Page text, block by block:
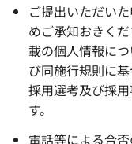
ご提出いただい
めご承知おきく
載の個人情報に
び同施行規則に
採用選考及び採
す。
電話等による合